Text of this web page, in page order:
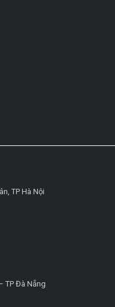
TP Hà Nội
TP Đà Nẵng